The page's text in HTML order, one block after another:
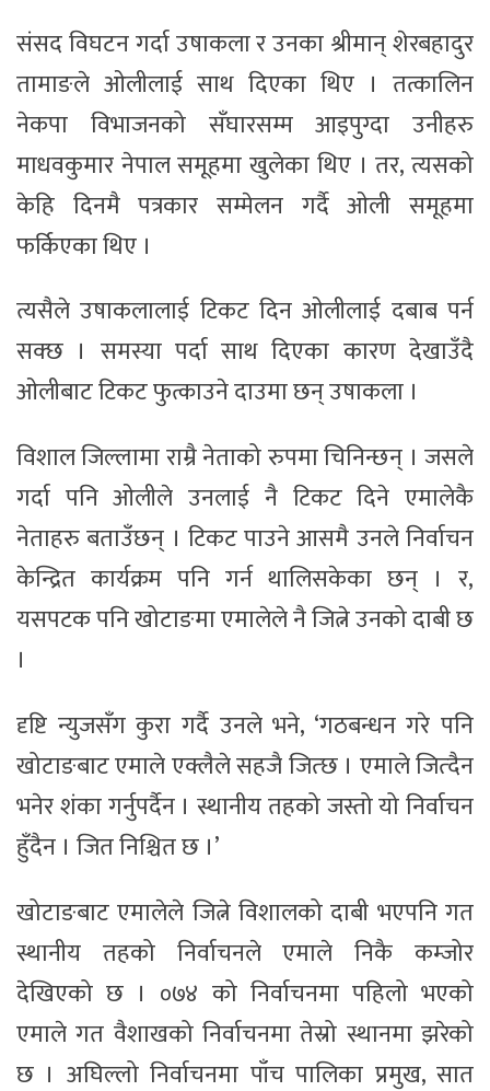
संसद विघटन गर्दा उषाकला र उनका श्रीमान् शेरबहादुर
तामाङले ओलीलाई साथ दिएका थिए । तत्कालिन
नेकपा विभाजनको सँघारसम्म आइपुग्दा उनीहरु
माधवकुमार नेपाल समूहमा खुलेका थिए । तर, त्यसको
केहि दिनमै पत्रकार सम्मेलन गर्दै ओली समूहमा
फर्किएका थिए ।
त्यसैले उषाकलालाई टिकट दिन ओलीलाई दबाब पर्न
सक्छ । समस्या पर्दा साथ दिएका कारण देखाउँदै
ओलीबाट टिकट फुत्काउने दाउमा छन् उषाकला ।
विशाल जिल्लामा राम्रै नेताको रुपमा चिनिन्छन् । जसले
गर्दा पनि ओलीले उनलाई नै टिकट दिने एमालेकै
नेताहरु बताउँछन् । टिकट पाउने आसमै उनले निर्वाचन
केन्द्रित कार्यक्रम पनि गर्न थालिसकेका छन् । र,
यसपटक पनि खोटाङमा एमालेले नै जित्ने उनको दाबी छ
।
दृष्टि न्युजसँग कुरा गर्दै उनले भने, ‘गठबन्धन गरे पनि
खोटाङबाट एमाले एक्लैले सहजै जित्छ । एमाले जित्दैन
भनेर शंका गर्नुपर्दैन । स्थानीय तहको जस्तो यो निर्वाचन
हुँदैन । जित निश्चित छ ।’
खोटाङबाट एमालेले जित्ने विशालको दाबी भएपनि गत
स्थानीय तहको निर्वाचनले एमाले निकै कम्जोर
देखिएको छ । ०७४ को निर्वाचनमा पहिलो भएको
एमाले गत वैशाखको निर्वाचनमा तेस्रो स्थानमा झरेको
छ । अघिल्लो निर्वाचनमा पाँच पालिका प्रमुख, सात